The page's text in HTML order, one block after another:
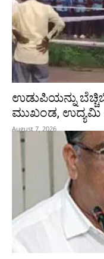
ಉಡುಪಿಯನ್ನು
ಮುಖಂಡ, ಉದ್ಯಮಿ
August 7, 2026